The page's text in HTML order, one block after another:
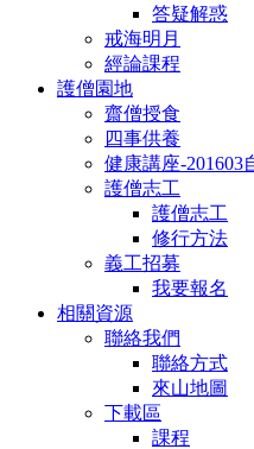
答疑解惑
戒海明月
經論課程
護僧園地
齋僧授食
四事供養
健康講座-201603
護僧志工
護僧志工
修行方法
義工招募
我要報名
相關資源
聯絡我們
聯絡方式
來山地圖
下載區
課程